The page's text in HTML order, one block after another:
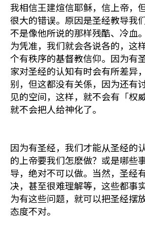
我相信王建煊信耶稣，信上帝，
很大的错误。原因是圣经教导我
不是像他所说的那样残酷、冷血
为凭准，我们就会各说各的，这
个有秩序的基督教信仰。因为有
家对圣经的认知有时会有所差异
别，但这都没有关係，因为还有
见的空间，这样，就不会有「权
就不会把人给神化了。
因为有圣经，我们才能从圣经的
的上帝要我们怎麽做？或是哪些
导，绝对不可以做。当然，圣经
决，甚至很难理解等，这些都事
为有这些问题，就可以把圣经摆
态度不对。